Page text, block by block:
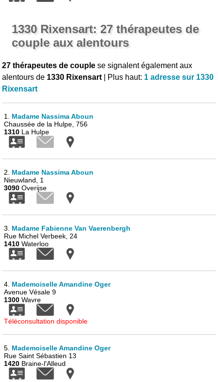
1330 Rixensart: 27 thérapeutes de
couple aux alentours
27 thérapeutes de couple se signalent également aux
alentours de 1330 Rixensart | Plus haut: 1 adresse sur 1330
Rixensart
1. Madame Nassima Aboun
Chaussée de la Hulpe, 756
1310 La Hulpe
2. Madame Nassima Aboun
Nieuwland, 1
3090 Overijse
3. Madame Fabienne Van Vaerenbergh
Rue Michel Verbeek, 24
1410 Waterloo
4. Mademoiselle Amandine Oger
Avenue Vésale 9
1300 Wavre
Téléconsultation disponible
5. Mademoiselle Amandine Oger
Rue Saint Sébastien 13
1420 Braine-l'Alleud